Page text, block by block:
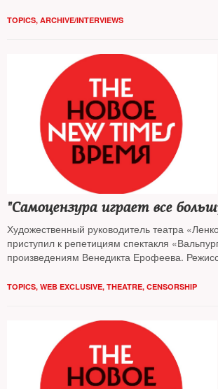
TOPICS, ARCHIVE/INTERVIEWS
"Самоцензура играет все
Художественный руководитель театра
приступил к репетициям спектакля
произведениям Венедикта Ерофеева.
запрещено и почему он настороженно
TOPICS, WEB EXCLUSIVE, THEATRE, CENSORSHIP